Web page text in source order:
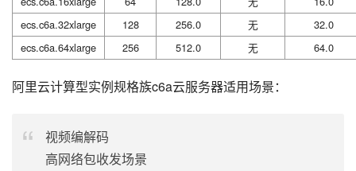
ecs.c6a.32xlarge
128 256.0 无
32.0
ecs.c6a.64xlarge
256 512.0 无 64.0
阿里云计算型实例规格族c6a云服务器适用场景：
视频编解码
高网络包收发场景